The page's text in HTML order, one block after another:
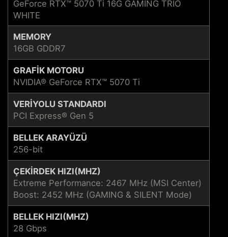
GeForce RTX™ 5070 Ti 16G GAMING TRIO
WHITE
MEMORY
16GB GDDR7
GRAFIK MOTORU
NVIDIA® GeForce RTX™ 5070 Ti
VERIYOLU STANDARDI
PCI Express® Gen 5
BELLEK ARAYÜZÜ
256-bit
ÇEKIRDEK HIZI(MHZ)
Extreme Performance: 2467 MHz (MSI Center)
Boost: 2452 MHz (GAMING & SILENT Mode)
BELLEK HIZI(MHZ)
28 Gbps